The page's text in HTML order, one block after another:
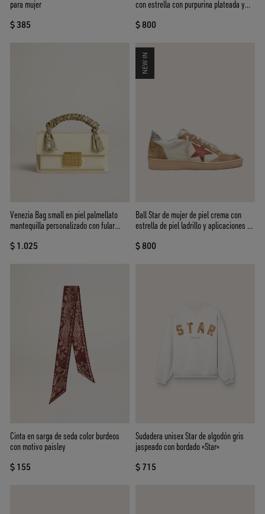
para mujer
$ 385
con estrella con purpurina plateada y
$ 800
Venezia Bag small en piel palmellato
mantequilla personalizado con fular
$ 1.025
NEW IN
Ball Star de mujer de piel crema con
estrella de piel ladrillo y aplicaciones de
$ 800
Cinta en sarga de seda color burdeos
con motivo paisley
$ 155
Sudadera unisex Star de algodón gris
jaspeado con bordado «Star»
$ 715